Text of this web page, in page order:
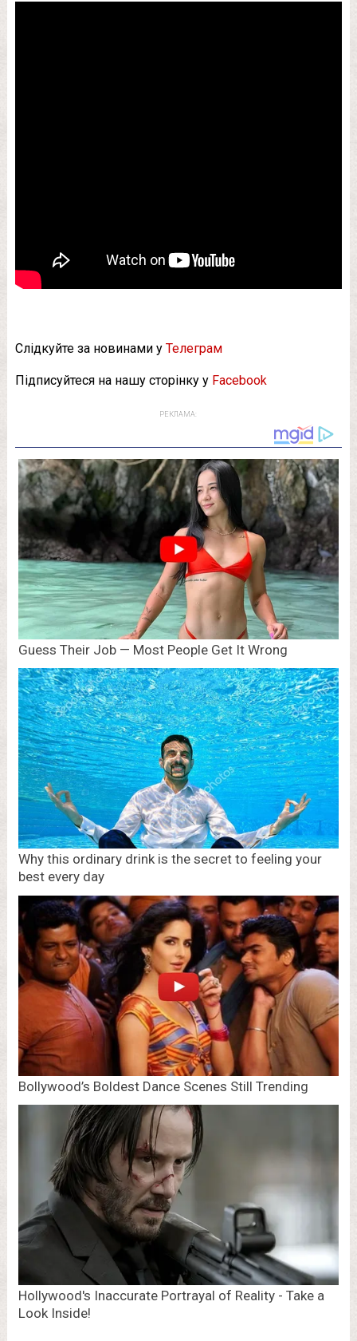
Слідкуйте за новинами у Телеграм
Підписуйтеся на нашу сторінку у Facebook
РЕКЛАМА: